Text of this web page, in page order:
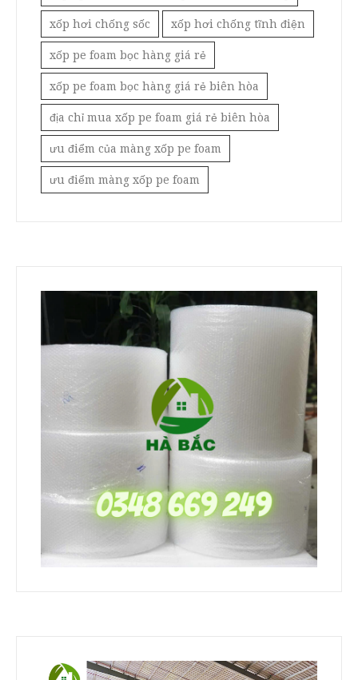
xốp hơi chống sốc xốp hơi chống tĩnh điện
xốp pe foam bọc hàng giá rẻ
xốp pe foam bọc hàng giá rẻ biên hòa
địa chỉ mua xốp pe foam giá rẻ biên hòa
ưu điểm của màng xốp pe foam
ưu điểm màng xốp pe foam